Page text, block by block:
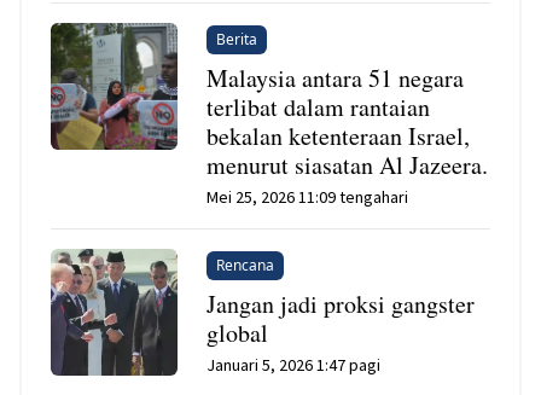
Berita
Malaysia antara 51 negara
terlibat dalam rantaian
bekalan ketenteraan Israel,
menurut siasatan Al Jazeera.
Mei 25, 2026 11:09 tengahari
Rencana
Jangan jadi proksi gangster
global
Januari 5, 2026 1:47 pagi